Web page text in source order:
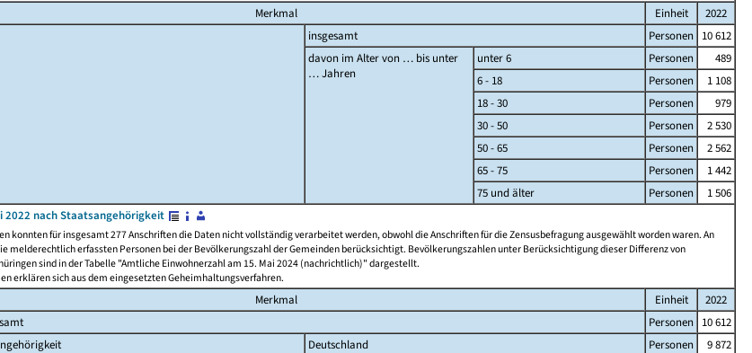
Merkmal Einheit
2022
insgesamt Personen 10 612
davon im Alter von … bis unter
… Jahren
unter 6 Personen
489
6 - 18
Personen
1 108
18 - 30
Personen
979
30 - 50
Personen
2 530
50 - 65
Personen
2 562
65 - 75
Personen
1 442
75 und älter
Personen
1 506
2022 nach Staatsangehörigkeit
konnten für insgesamt 277 Anschriften die Daten nicht vollständig verarbeitet werden, obwohl die Anschriften für die Zensusbefragung ausgewählt worden waren. An
melderechtlich erfassten Personen bei der Bevölkerungszahl der Gemeinden berücksichtigt. Bevölkerungszahlen unter Berücksichtigung dieser Differenz von
sind in der Tabelle "Amtliche Einwohnerzahl am 15. Mai 2024 (nachrichtlich)" dargestellt.
erklären sich aus dem eingesetzten Geheimhaltungsverfahren.
Merkmal Einheit
2022
Personen 10 612
Deutschland Personen
9 872